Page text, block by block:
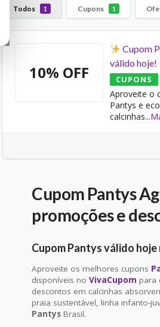
Todos 1 Cupons 1
10% OFF
Cupom
válido hoje!
CUPONS
Aproveite o
Pantys e
calcinhas...
Cupom Pantys
promoções e
Cupom Pantys válido
Aproveite os melhores cupons
disponíveis no VivaCupom para
descontos em calcinhas
praia sustentável, linha infanto-
Pantys Brasil.